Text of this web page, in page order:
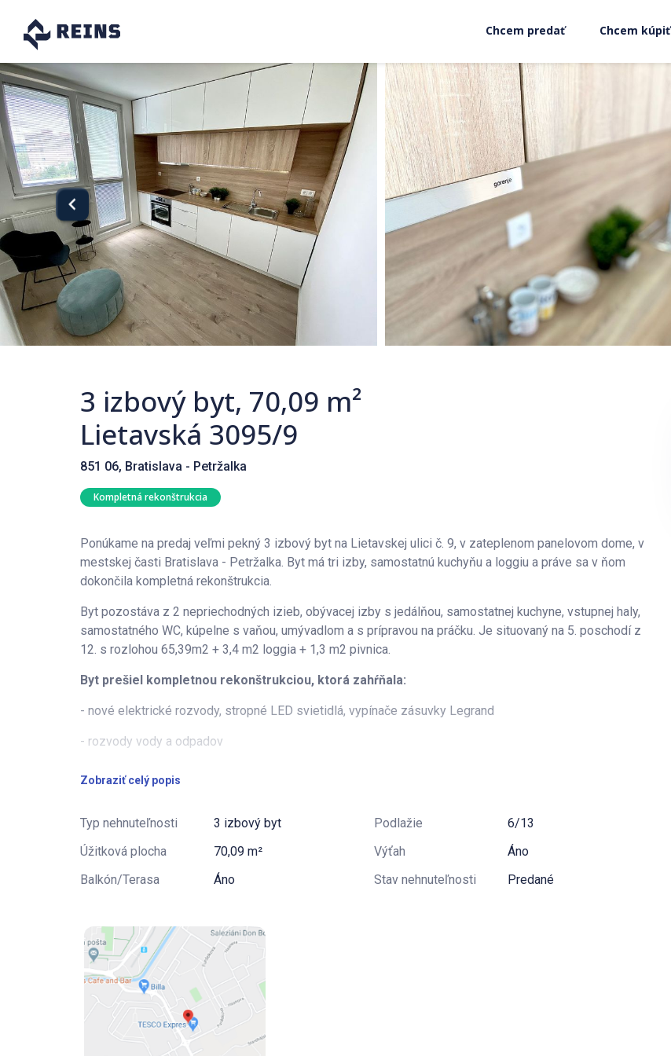
Chcem predať Chcem kúpiť
3 izbový byt, 70,09 m²
Lietavská 3095/9
851 06, Bratislava - Petržalka
Kompletná rekonštrukcia
Ponúkame na predaj veľmi pekný 3 izbový byt na Lietavskej ulici č. 9, v zateplenom panelovom dome, v
mestskej časti Bratislava - Petržalka. Byt má tri izby, samostatnú kuchyňu a loggiu a práve sa v ňom
dokončila kompletná rekonštrukcia.
Byt pozostáva z 2 nepriechodných izieb, obývacej izby s jedálňou, samostatnej kuchyne, vstupnej haly,
samostatného WC, kúpelne s vaňou, umývadlom a s prípravou na práčku. Je situovaný na 5. poschodí z
12. s rozlohou 65,39m2 + 3,4 m2 loggia + 1,3 m2 pivnica.
Byt prešiel kompletnou rekonštrukciou, ktorá zahŕňala:
- nové elektrické rozvody, stropné LED svietidlá, vypínače zásuvky Legrand
- rozvody vody a odpadov
- bezpečnostné vstupné dvere
- nová laminátová podlaha
- nová kuchynská linka na mieru s LED podsvietením a so zabudovanými spotrebičmi (v záruke:
umývačka, varná doska, rúra, digestor)
Ponúkame možnosť byt zariadiť nábytkom na mieru - bližšie informácie a vizualizácie Vám radi
poskytneme.
POPIS BYTOVÉHO DOMU:
Zobraziť celý popis
Typ nehnuteľnosti
3 izbový byt
Úžitková plocha
70,09 m²
Balkón/Terasa
Áno
Podlažie
6/13
Výťah
Áno
Stav nehnuteľnosti
Predané